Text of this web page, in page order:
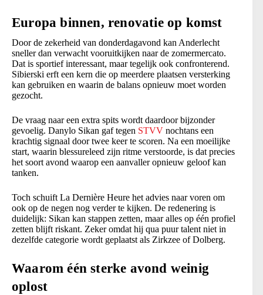
Europa binnen, renovatie op komst
Door de zekerheid van donderdagavond kan Anderlecht
sneller dan verwacht vooruitkijken naar de zomermercato.
Dat is sportief interessant, maar tegelijk ook confronterend.
Sibierski erft een kern die op meerdere plaatsen versterking
kan gebruiken en waarin de balans opnieuw moet worden
gezocht.
De vraag naar een extra spits wordt daardoor bijzonder
gevoelig. Danylo Sikan gaf tegen STVV nochtans een
krachtig signaal door twee keer te scoren. Na een moeilijke
start, waarin blessureleed zijn ritme verstoorde, is dat precies
het soort avond waarop een aanvaller opnieuw geloof kan
tanken.
Toch schuift La Dernière Heure het advies naar voren om
ook op de negen nog verder te kijken. De redenering is
duidelijk: Sikan kan stappen zetten, maar alles op één profiel
zetten blijft riskant. Zeker omdat hij qua puur talent niet in
dezelfde categorie wordt geplaatst als Zirkzee of Dolberg.
Waarom één sterke avond weinig
oplost